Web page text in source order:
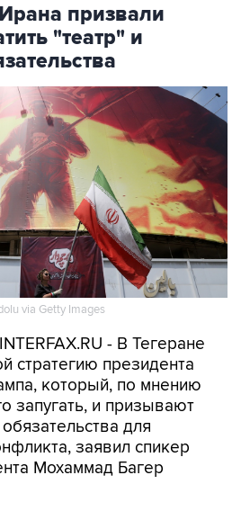
призвали
"театр" и
via Getty Images
- В Тегеране
стратегию президента
который, по мнению
запугать, и призывают
для
заявил спикер
Мохаммад Багер